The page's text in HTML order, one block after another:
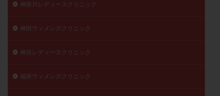
神奈川レディースクリニック
神田ウィメンズクリニック
神谷レディースクリニック
福井ウィメンズクリニック